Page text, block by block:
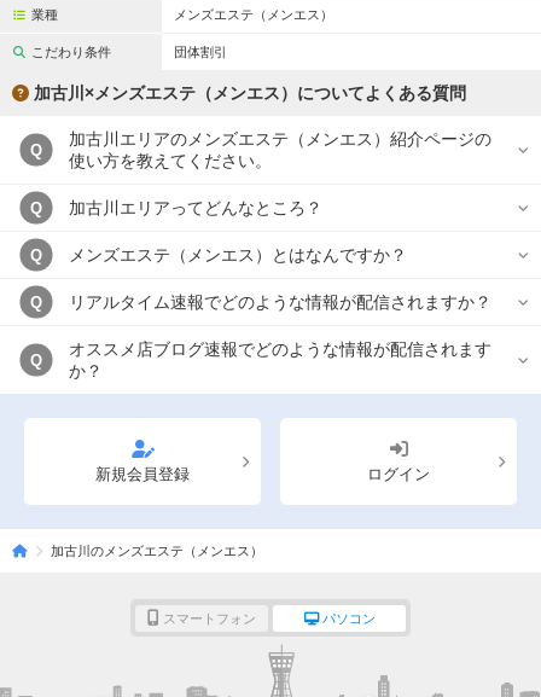
業種 メンズエステ（メンエス）
こだわり条件 団体割引
加古川×メンズエステ（メンエス）についてよくある質問
Q
加古川エリアのメンズエステ（メンエス）紹介ページの
使い方を教えてください。
Q 加古川エリアってどんなところ？
Q メンズエステ（メンエス）とはなんですか？
Q リアルタイム速報でどのような情報が配信されますか？
Q
オススメ店ブログ速報でどのような情報が配信されます
か？
新規会員登録 ログイン
加古川のメンズエステ（メンエス）
スマートフォン パソコン